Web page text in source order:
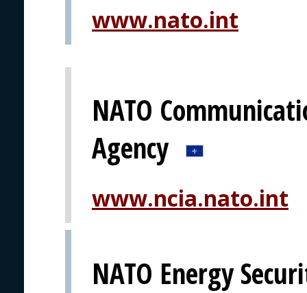
www.nato.int
NATO
Agency
www.ncia.nato.int
NATO Energy